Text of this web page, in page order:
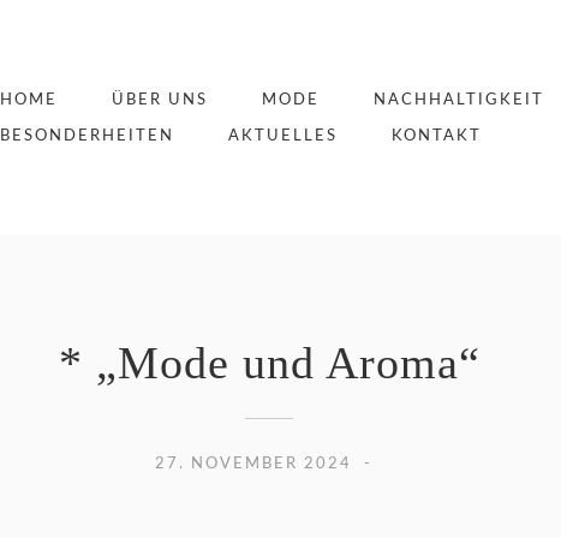
HOME ÜBER UNS MODE NACHHALTIGKEIT
BESONDERHEITEN AKTUELLES KONTAKT
* „Mode und Aroma“
27. NOVEMBER 2024